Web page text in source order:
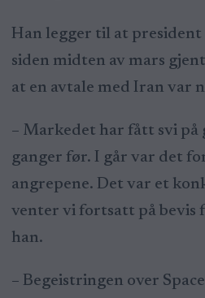
Han legger til at
siden midten av mars
at en avtale med Iran var
– Markedet har fått svi på
ganger før. I går var det
angrepene. Det var et
venter vi fortsatt på bevis
han.
– Begeistringen over